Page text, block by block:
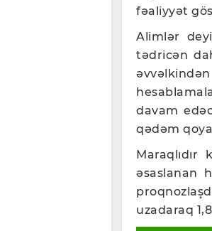
fəaliyyət
Alimlər
tədricən
davam
qədəm
əsaslanan
uzadaraq